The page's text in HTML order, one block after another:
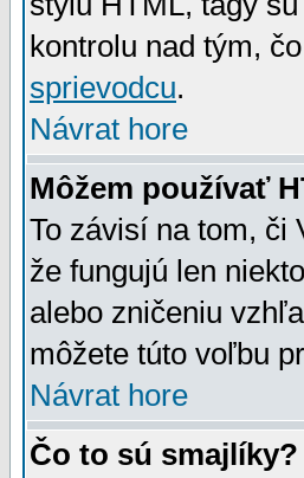
kontrolu nad tým,
sprievodcu.
Návrat hore
Môžem používať
To závisí na tom, či
že fungujú len
alebo zničeniu
môžete túto voľbu
Návrat hore
Čo to sú smajlíky?